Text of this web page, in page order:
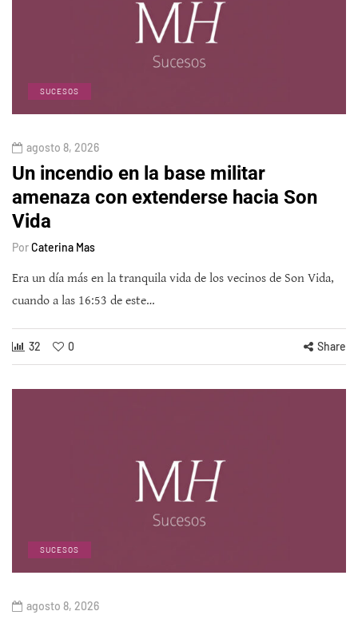
SUCESOS
agosto 8, 2026
Un incendio en la base militar
amenaza con extenderse hacia Son
Vida
PorCaterina Mas
Era un día más en la tranquila vida de los vecinos de Son Vida,
cuando a las 16:53 de este…
32 0 Share
SUCESOS
agosto 8, 2026